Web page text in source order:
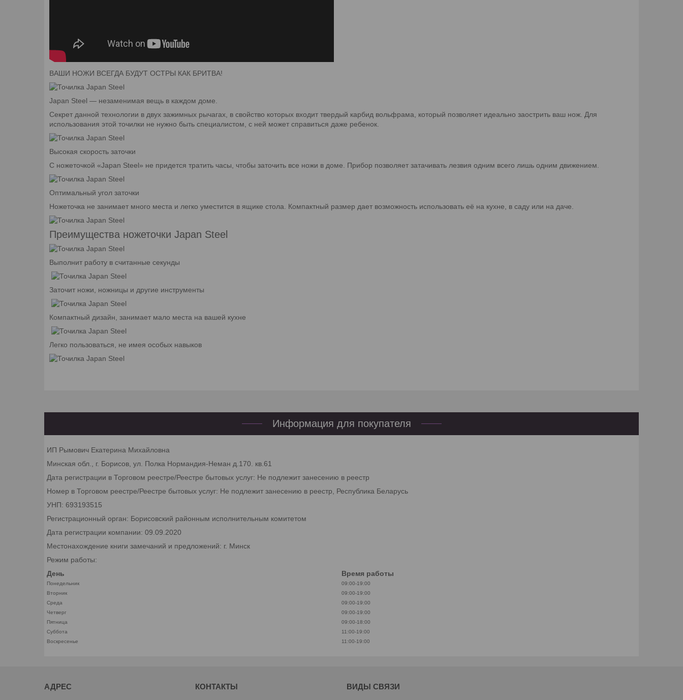
ВАШИ НОЖИ ВСЕГДА БУДУТ ОСТРЫ КАК БРИТВА!
Japan Steel — незаменимая вещь в каждом доме.
Секрет данной технологии в двух зажимных рычагах, в свойство которых входит твердый карбид вольфрама, который позволяет идеально заострить ваш нож. Для
использования этой точилки не нужно быть специалистом, с ней может справиться даже ребенок.
Высокая скорость заточки
С ножеточкой «Japan Steel» не придется тратить часы, чтобы заточить все ножи в доме. Прибор позволяет затачивать лезвия одним всего лишь одним движением.
Оптимальный угол заточки
Ножеточка не занимает много места и легко уместится в ящике стола. Компактный размер дает возможность использовать её на кухне, в саду или на даче.
Преимущества ножеточки Japan Steel
Выполнит работу в считанные секунды
Заточит ножи, ножницы и другие инструменты
Компактный дизайн, занимает мало места на вашей кухне
Легко пользоваться, не имея особых навыков
Информация для покупателя
ИП Рымович Екатерина Михайловна
Минская обл., г. Борисов, ул. Полка Нормандия-Неман д.170. кв.61
Дата регистрации в Торговом реестре/Реестре бытовых услуг: Не подлежит занесению в реестр
Номер в Торговом реестре/Реестре бытовых услуг: Не подлежит занесению в реестр, Республика Беларусь
УНП: 693193515
Регистрационный орган: Борисовский районным исполнительным комитетом
Дата регистрации компании: 09.09.2020
Местонахождение книги замечаний и предложений: г. Минск
Режим работы:
День
Время работы
Понедельник
09:00-19:00
Вторник
09:00-19:00
Среда
09:00-19:00
Четверг
09:00-19:00
Пятница
09:00-18:00
Суббота
11:00-19:00
Воскресенье
11:00-19:00